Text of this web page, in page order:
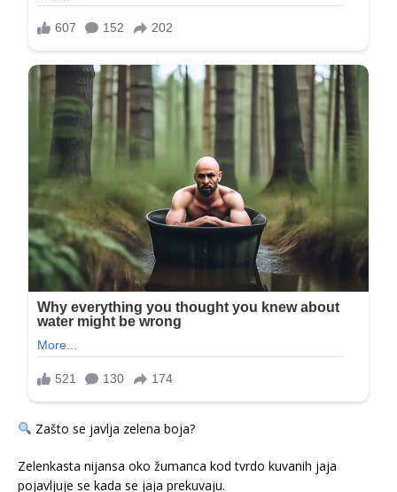
Zašto se javlja zelena boja?
Zelenkasta nijansa oko žumanca kod tvrdo kuvanih jaja
pojavljuje se kada se jaja prekuvaju.